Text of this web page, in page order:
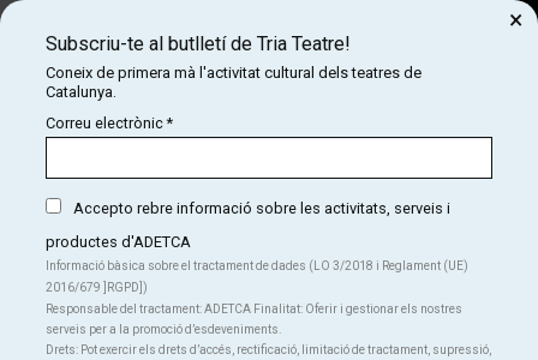
CARTELLERA
LE CONGRÈS NE MARCHE PAS
Del dc. 25.12.24 al dg. 19.01.25
Teatre Poliorama
Durada:90 min
Subscriu-te al butlletí de Tria Teatre!
Coneix de primera mà l'activitat cultural dels teatres de
Catalunya.
Correu electrònic*
Accepto rebre informació sobre les activitats, serveis i
productes d'ADETCA
Informació bàsica sobre el tractament de dades (LO 3/2018 i Reglament (UE)
2016/679 ]RGPD])
Responsable del tractament: ADETCA Finalitat: Oferir i gestionar els nostres
serveis per a la promoció d’esdeveniments.
Drets: Pot exercir els drets d’accés, rectificació, limitació de tractament, supressió,
×